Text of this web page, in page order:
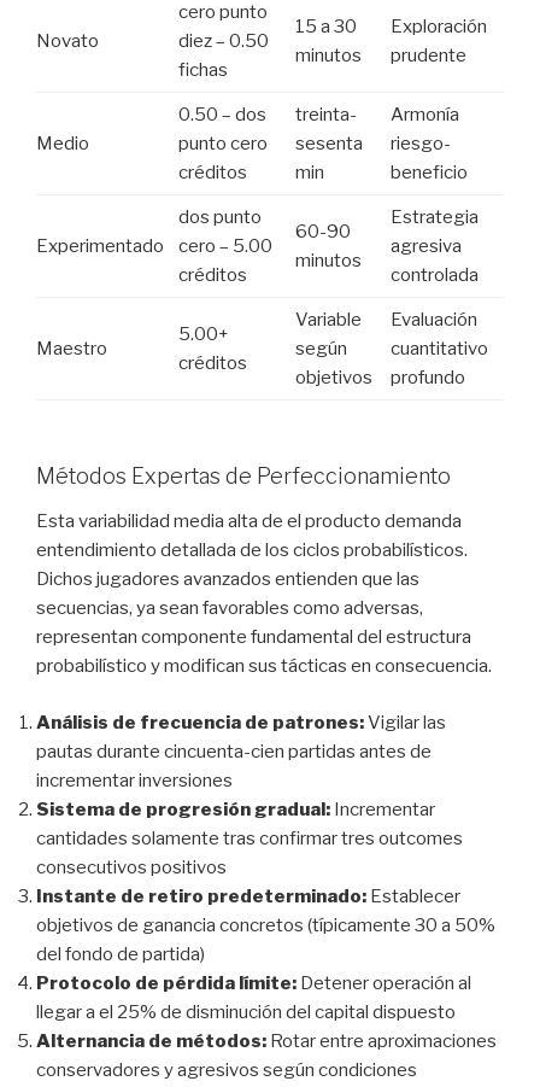
Novato
cero punto
diez – 0.50
fichas
15 a 30
minutos
Exploración
prudente
Medio
0.50 – dos
punto cero
créditos
treinta-
sesenta
min
Armonía
riesgo-
beneficio
Experimentado
dos punto
cero – 5.00
créditos
60-90
minutos
Estrategia
agresiva
controlada
Maestro
5.00+
créditos
Variable
según
objetivos
Evaluación
cuantitativo
profundo
Métodos Expertas de Perfeccionamiento
Esta variabilidad media alta de el producto demanda
entendimiento detallada de los ciclos probabilísticos.
Dichos jugadores avanzados entienden que las
secuencias, ya sean favorables como adversas,
representan componente fundamental del estructura
probabilístico y modifican sus tácticas en consecuencia.
Análisis de frecuencia de patrones:Vigilar las
pautas durante cincuenta-cien partidas antes de
incrementar inversiones
Sistema de progresión gradual: Incrementar
cantidades solamente tras confirmar tres outcomes
consecutivos positivos
Instante de retiro predeterminado: Establecer
objetivos de ganancia concretos (típicamente 30 a 50%
del fondo de partida)
Protocolo de pérdida límite: Detener operación al
llegar a el 25% de disminución del capital dispuesto
Alternancia de métodos: Rotar entre aproximaciones
conservadores y agresivos según condiciones